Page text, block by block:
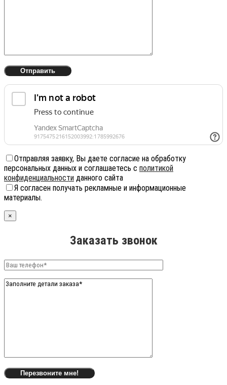
Отправляя заявку, Вы даете согласие на обработку
персональных данных и соглашаетесь с политикой
конфиденциальности данного сайта
Я согласен получать рекламные и информационные
материалы.
×
Заказать звонок